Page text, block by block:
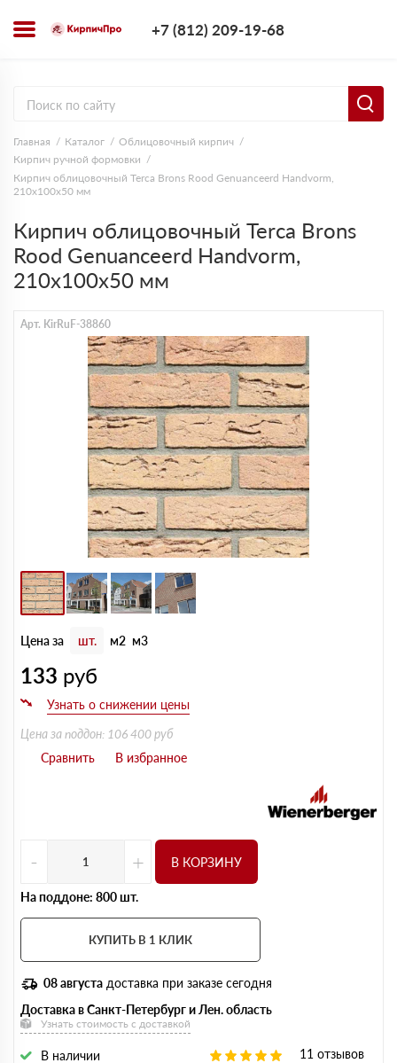
+7 (812) 209-19-68
Главная Каталог
Облицовочный кирпич
Кирпич ручной формовки
Кирпич облицовочный Terca Brons Rood Genuanceerd Handvorm,
210х100х50 мм
Кирпич облицовочный Terca Brons
Rood Genuanceerd Handvorm,
210х100х50 мм
Арт. KirRuF-38860
Цена за шт. м2 м3
133 руб
Цена за поддон: 106 400 руб
- + В КОРЗИНУ
На поддоне: 800 шт.
КУПИТЬ В 1 КЛИК
08 августа доставка при заказе сегодня
Доставка в Санкт-Петербург и Лен. область
Узнать стоимость с доставкой
В наличии 11 отзывов